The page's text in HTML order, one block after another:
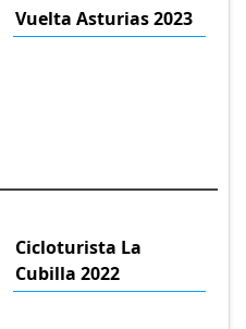
Vuelta Asturias 2023
Cicloturista La
Cubilla 2022